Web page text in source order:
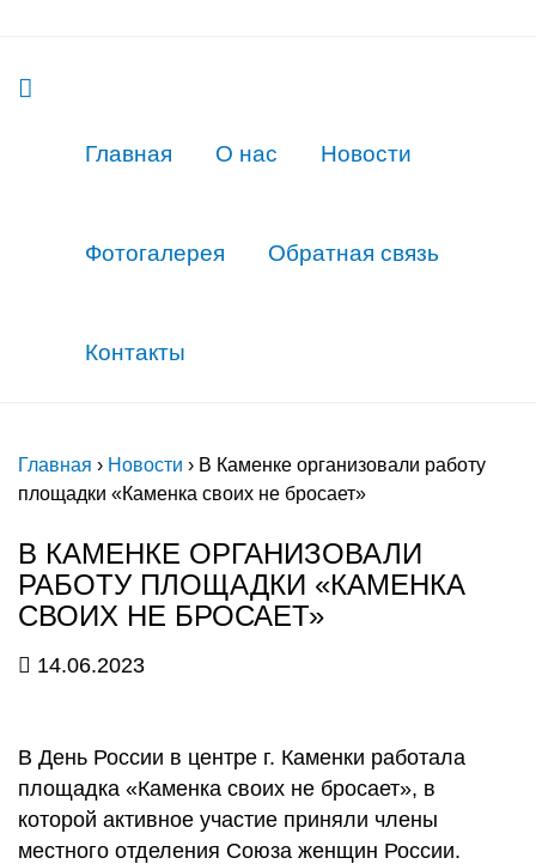
Главная О нас Новости
Фотогалерея Обратная связь
Контакты
Главная › Новости › В Каменке организовали работу
площадки «Каменка своих не бросает»
В КАМЕНКЕ ОРГАНИЗОВАЛИ
РАБОТУ ПЛОЩАДКИ «КАМЕНКА
СВОИХ НЕ БРОСАЕТ»
14.06.2023
В День России в центре г. Каменки работала
площадка «Каменка своих не бросает», в
которой активное участие приняли члены
местного отделения Союза женщин России.